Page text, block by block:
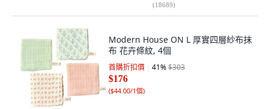
(18689)
Modern House ON L 厚實四層紗布抹
布 花卉條紋, 4個
首購折扣價 41%$303
$176
($44.00/1個)